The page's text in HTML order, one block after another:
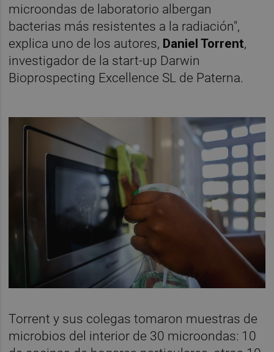
microondas de laboratorio albergan
bacterias más resistentes a la radiación",
explica uno de los autores, Daniel Torrent,
investigador de la start-up Darwin
Bioprospecting Excellence SL de Paterna.
Torrent y sus colegas tomaron muestras de
microbios del interior de 30 microondas: 10